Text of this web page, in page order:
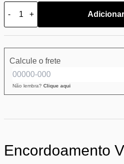
- +
Calcule o frete
Não lembra? Clique aqui
Encordoamento